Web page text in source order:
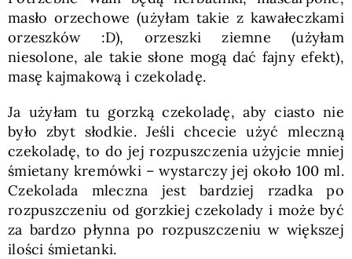
masło orzechowe (użyłam takie z kawałeczkami
orzeszków :D), orzeszki ziemne (użyłam
niesolone, ale takie słone mogą dać fajny efekt),
masę kajmakową i czekoladę.
Ja użyłam tu gorzką czekoladę, aby ciasto nie
było zbyt słodkie. Jeśli chcecie użyć mleczną
czekoladę, to do jej rozpuszczenia użyjcie mniej
śmietany kremówki – wystarczy jej około 100 ml.
Czekolada mleczna jest bardziej rzadka po
rozpuszczeniu od gorzkiej czekolady i może być
za bardzo płynna po rozpuszczeniu w większej
ilości śmietanki.